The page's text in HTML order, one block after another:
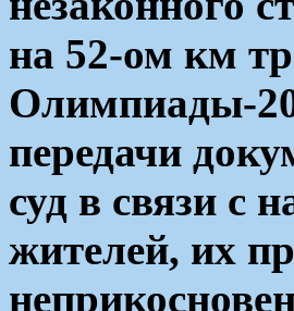
на 52-ом км
Олимпиады-
передачи
суд в связи с
жителей, их